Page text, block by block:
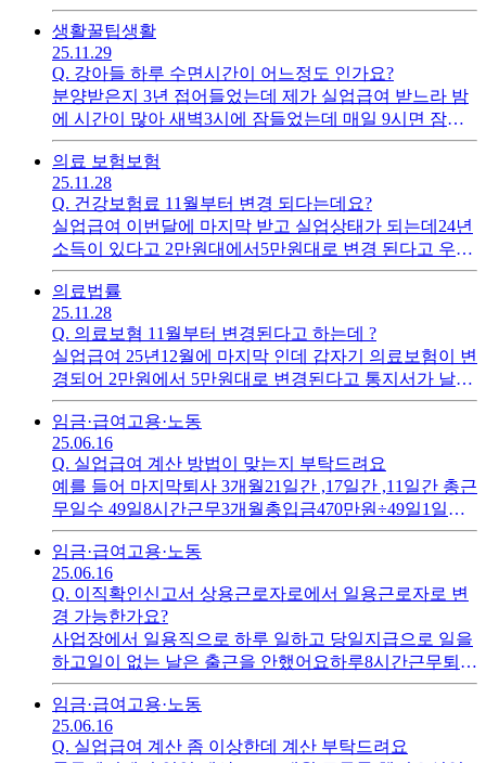
실업상태가 될 것 같은데 인상금을 낮추기 위해 조정신
청을 어떻게 해야하나요?
생활꿀팁생활
25.11.29
Q. 강아들 하루 수면시간이 어느정도 인가요?
분양받은지 3년 접어들었는데 제가 실업급여 받느라 밤
에 시간이 많아 새벽3시에 잠들었는데 매일 9시면 잠을
깨우던 울 강아지가 아직도 자고 있네요몇시간 자는게
적당한가요?
의료 보험 보험
25.11.28
Q. 건강보험료 11월부터 변경 되다는데요?
실업급여 이번달에 마지막 받고 실업상태가 되는데24년
소득이 있다고 2만원대에서5만원대로 변경 된다고 우편
이 왔어요 실업급여 이번달만 받고 실업상태로수입이 없
을 것 같은데 계속 5만원 건강보험료를 납부해야 하나
요?아니면 수입이 없는 걸 알면 다시 2만원대로 내려가
는지요
의료법률
25.11.28
Q. 의료보혐 11월부터 변경된다고 하는데 ?
실업급여 25년12월에 마지막 인데 갑자기 의료보험이 변
경되어 2만원에서 5만원대로 변경된다고 통지서가 날라
왔는데 사업소득(24년귀속분 ) 있어 변경된거 같은데실
업급여 12월까지 받고 26년1월부터 소득이 없는데도계
속 5만원대를 내야하나요? 앞으로 소득이 없을텐데 보험
료가 올라서 부담이네
임금·급여 고용·노동
25.06.16
Q. 실업급여 계산 방법이 맞는지 부탁드려요
예를 들어 마지막퇴사 3개월21일간 ,17일간 ,11일간 총근
무일수 49일8시간근무3개월총입금470만원÷49일1일평
균임금95,900원여기서 60%면 57,500원하한액 63000원
정도 받는건가요?
임금·급여 고용·노동
25.06.16
Q. 이직확인신고서 상용근로자로에서 일용근로자로 변
경 가능한가요?
사업장에서 일용직으로 하루 일하고 당일지급으로 일을
하고일이 없는 날은 출근을 안했어요하루8시간근무퇴사
전 12월달 21일간 근무 , 1월달17일간 근무, 2월11일 근무
일용직으로 근무했는데 사업장에서 상용근로자로이직
확인신고서를 해서 고용보험센터에서 주5일 근무를 해
야하는데 중간중간 쉬는 날도 많고 해서 근로시간을 7시
임금·급여 고용·노동
25.06.16
Q. 실업급여 계산 좀 이상한데 계산 부탁드려요